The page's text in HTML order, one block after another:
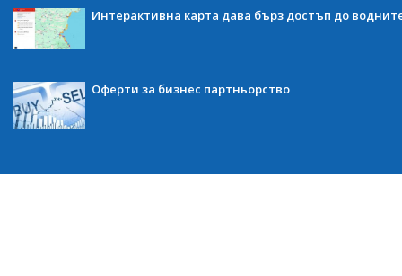
Интерактивна карта дава бърз достъп до
Оферти за бизнес партньорство